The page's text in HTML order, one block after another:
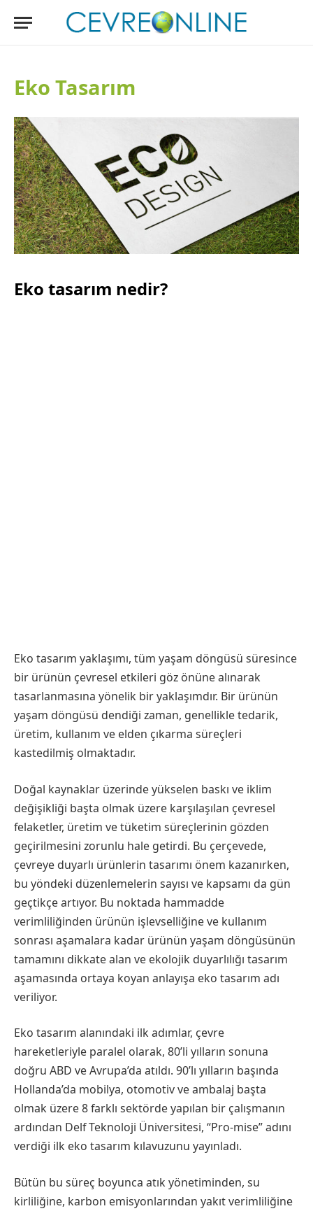
Eko Tasarım
Eko tasarım nedir?
Eko tasarım yaklaşımı, tüm yaşam döngüsü süresince
bir ürünün çevresel etkileri göz önüne alınarak
tasarlanmasına yönelik bir yaklaşımdır. Bir ürünün
yaşam döngüsü dendiği zaman, genellikle tedarik,
üretim, kullanım ve elden çıkarma süreçleri
kastedilmiş olmaktadır.
Doğal kaynaklar üzerinde yükselen baskı ve iklim
değişikliği başta olmak üzere karşılaşılan çevresel
felaketler, üretim ve tüketim süreçlerinin gözden
geçirilmesini zorunlu hale getirdi. Bu çerçevede,
çevreye duyarlı ürünlerin tasarımı önem kazanırken,
bu yöndeki düzenlemelerin sayısı ve kapsamı da gün
geçtikçe artıyor. Bu noktada hammadde
verimliliğinden ürünün işlevselliğine ve kullanım
sonrası aşamalara kadar ürünün yaşam döngüsünün
tamamını dikkate alan ve ekolojik duyarlılığı tasarım
aşamasında ortaya koyan anlayışa eko tasarım adı
veriliyor.
Eko tasarım alanındaki ilk adımlar, çevre
hareketleriyle paralel olarak, 80’li yılların sonuna
doğru ABD ve Avrupa’da atıldı. 90’lı yılların başında
Hollanda’da mobilya, otomotiv ve ambalaj başta
olmak üzere 8 farklı sektörde yapılan bir çalışmanın
ardından Delf Teknoloji Üniversitesi, “Pro-mise” adını
verdiği ilk eko tasarım kılavuzunu yayınladı.
Bütün bu süreç boyunca atık yönetiminden, su
kirliliğine, karbon emisyonlarından yakıt verimliliğine